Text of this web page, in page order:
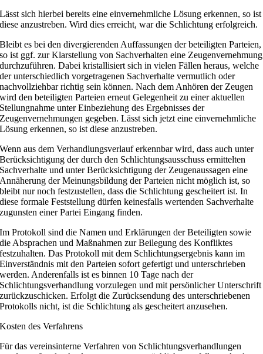
Lässt sich hierbei bereits eine einvernehmliche Lösung erkennen, so ist
diese anzustreben. Wird dies erreicht, war die Schlichtung erfolgreich.
Bleibt es bei den divergierenden Auffassungen der beteiligten Parteien,
so ist ggf. zur Klarstellung von Sachverhalten eine Zeugenvernehmung
durchzuführen. Dabei kristallisiert sich in vielen Fällen heraus, welche
der unterschiedlich vorgetragenen Sachverhalte vermutlich oder
nachvollziehbar richtig sein können. Nach dem Anhören der Zeugen
wird den beteiligten Parteien erneut Gelegenheit zu einer aktuellen
Stellungnahme unter Einbeziehung des Ergebnisses der
Zeugenvernehmungen gegeben. Lässt sich jetzt eine einvernehmliche
Lösung erkennen, so ist diese anzustreben.
Wenn aus dem Verhandlungsverlauf erkennbar wird, dass auch unter
Berücksichtigung der durch den Schlichtungsausschuss ermittelten
Sachverhalte und unter Berücksichtigung der Zeugenaussagen eine
Annäherung der Meinungsbildung der Parteien nicht möglich ist, so
bleibt nur noch festzustellen, dass die Schlichtung gescheitert ist. In
diese formale Feststellung dürfen keinesfalls wertenden Sachverhalte
zugunsten einer Partei Eingang finden.
Im Protokoll sind die Namen und Erklärungen der Beteiligten sowie
die Absprachen und Maßnahmen zur Beilegung des Konfliktes
festzuhalten. Das Protokoll mit dem Schlichtungsergebnis kann im
Einverständnis mit den Parteien sofort gefertigt und unterschrieben
werden. Anderenfalls ist es binnen 10 Tage nach der
Schlichtungsverhandlung vorzulegen und mit persönlicher Unterschrift
zurückzuschicken. Erfolgt die Zurücksendung des unterschriebenen
Protokolls nicht, ist die Schlichtung als gescheitert anzusehen.
Kosten des Verfahrens
Für das vereinsinterne Verfahren von Schlichtungsverhandlungen